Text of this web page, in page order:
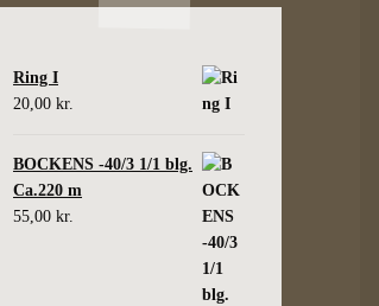
Ring I
20,00kr.
BOCKENS -40/3 1/1 blg.
Ca.220 m
55,00kr.